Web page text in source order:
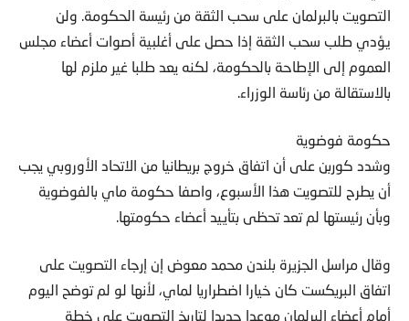
التصويت بالبرلمان على سحب الثقة من رئيسة الحكومة. ولن
يؤدي طلب سحب الثقة إذا حصل على أغلبية أصوات أعضاء مجلس
العموم إلى الإطاحة بالحكومة، لكنه يعد طلبا غير ملزم لها
بالاستقالة من رئاسة الوزراء.
حكومة فوضوية
وشدد كوربن على أن اتفاق خروج بريطانيا من الاتحاد الأوروبي يجب
أن يطرح للتصويت هذا الأسبوع، واصفا حكومة ماي بالفوضوية
وبأن رئيستها لم تعد تحظى بتأييد أعضاء حكومتها.
وقال مراسل الجزيرة بلندن محمد معوض إن إرجاء التصويت على
اتفاق البريكست كان خيارا اضطراريا لماي، لأنها لو لم توضح اليوم
أمام أعضاء البرلمان موعدا جديدا لتاريخ التصويت على خطة